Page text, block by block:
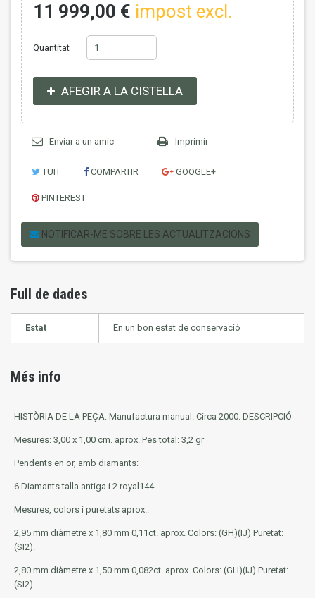
11 999,00 € impost excl.
Quantitat
AFEGIR A LA CISTELLA
Enviar a un amic Imprimir
TUIT COMPARTIR GOOGLE+
PINTEREST
NOTIFICAR-ME SOBRE LES ACTUALITZACIONS
Full de dades
Estat En un bon estat de conservació
Més info
HISTÒRIA DE LA PEÇA: Manufactura manual. Circa 2000. DESCRIPCIÓ
Mesures: 3,00 x 1,00 cm. aprox. Pes total: 3,2 gr
Pendents en or, amb diamants:
6 Diamants talla antiga i 2 royal144.
Mesures, colors i puretats aprox.:
2,95 mm diàmetre x 1,80 mm 0,11ct. aprox. Colors: (GH)(IJ) Puretat:
(SI2).
2,80 mm diàmetre x 1,50 mm 0,082ct. aprox. Colors: (GH)(IJ) Puretat:
(SI2).